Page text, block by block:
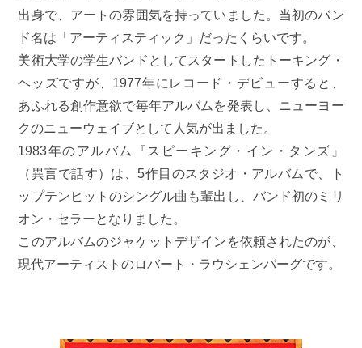
出身で、アートの雰囲気を持っていました。当初のバン
ド名は「アーティスティック」だったくらいです。
美術大学の学生バンドとしてスタートしたトーキング・
ヘッズですが、1977年にレコード・デビューすると、
あふれる創作意欲で毎年アルバムを発表し、ニューヨー
クのニューウェイブとして人気が出ました。
1983年のアルバム『スピーキング・イン・タンズ』
（異言で話す）は、5作目のスタジオ・アルバムで、ト
ップテンヒットのシングル曲も輩出し、バンド初のミリ
オン・セラーとなりました。
このアルバムのジャケットデザインを依頼されたのが、
現代アーティストのロバート・ラウシェンバーグです。